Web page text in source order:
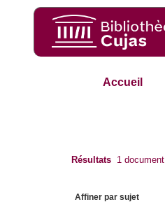
Accueil
Résultats 1 document
Affiner par sujet